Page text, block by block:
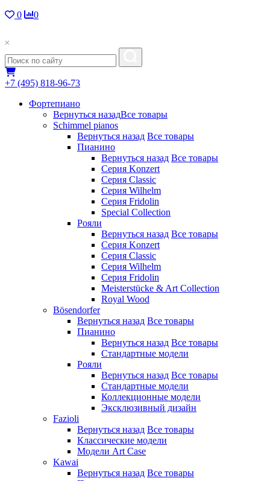
0
0
+7 (495) 818-96-73
Фортепиано
Вернуться назадВсе товары
Schimmel pianos
Вернуться назад Все товары
Пианино
Вернуться назад Все товары
Серия Konzert
Серия Classic
Серия Wilhelm
Серия Fridolin
Special Collection
Рояли
Вернуться назад Все товары
Серия Konzert
Серия Classic
Серия Wilhelm
Серия Fridolin
Meisterstücke & Art Collection
Royal Wood
Bösendorfer
Вернуться назад Все товары
Пианино
Вернуться назад Все товары
Стандартные модели
Рояли
Вернуться назад Все товары
Стандартные модели
Коллекционные модели
Эксклюзивный дизайн
Fazioli
Вернуться назад Все товары
Классические модели
Модели Art Case
Kawai
Вернуться назад Все товары